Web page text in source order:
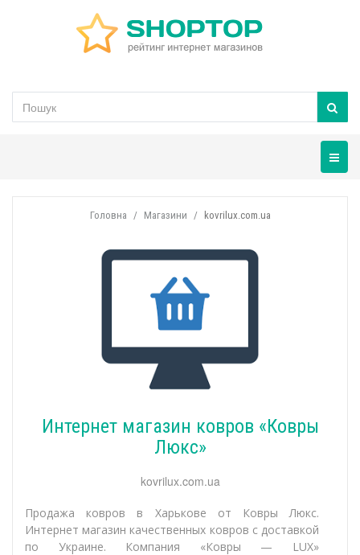
Головна Магазини kovrilux.com.ua
Интернет магазин ковров «Ковры
Люкс»
kovrilux.com.ua
Продажа ковров в Харькове от Ковры Люкс.
Интернет магазин качественных ковров с доставкой
по Украине. Компания «Ковры — LUХ»